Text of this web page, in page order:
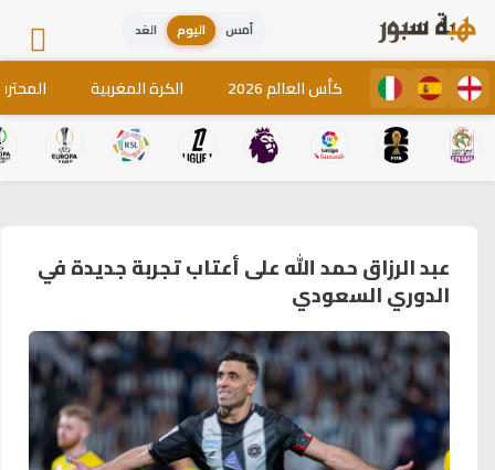
أمس اليوم الغد
كأس العالم 2026 الكرة المغربية
عبد الرزاق حمد الله على أعتاب تجربة جديدة في
الدوري السعودي